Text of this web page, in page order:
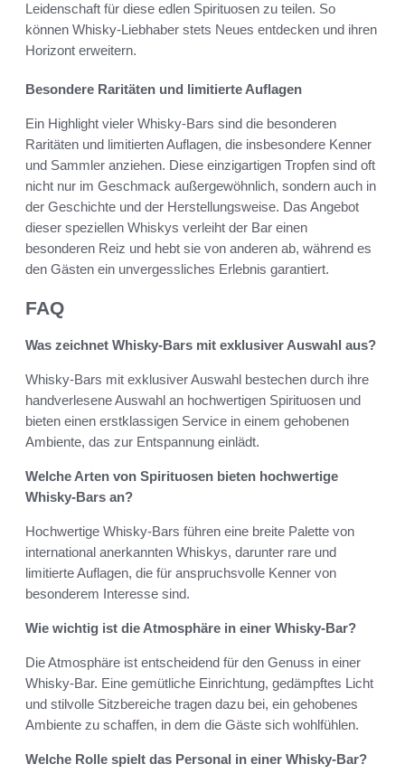
Leidenschaft für diese edlen Spirituosen zu teilen. So
können Whisky-Liebhaber stets Neues entdecken und ihren
Horizont erweitern.
Besondere Raritäten und limitierte Auflagen
Ein Highlight vieler Whisky-Bars sind die besonderen
Raritäten und limitierten Auflagen, die insbesondere Kenner
und Sammler anziehen. Diese einzigartigen Tropfen sind oft
nicht nur im Geschmack außergewöhnlich, sondern auch in
der Geschichte und der Herstellungsweise. Das Angebot
dieser speziellen Whiskys verleiht der Bar einen
besonderen Reiz und hebt sie von anderen ab, während es
den Gästen ein unvergessliches Erlebnis garantiert.
FAQ
Was zeichnet Whisky-Bars mit exklusiver Auswahl aus?
Whisky-Bars mit exklusiver Auswahl bestechen durch ihre
handverlesene Auswahl an hochwertigen Spirituosen und
bieten einen erstklassigen Service in einem gehobenen
Ambiente, das zur Entspannung einlädt.
Welche Arten von Spirituosen bieten hochwertige
Whisky-Bars an?
Hochwertige Whisky-Bars führen eine breite Palette von
international anerkannten Whiskys, darunter rare und
limitierte Auflagen, die für anspruchsvolle Kenner von
besonderem Interesse sind.
Wie wichtig ist die Atmosphäre in einer Whisky-Bar?
Die Atmosphäre ist entscheidend für den Genuss in einer
Whisky-Bar. Eine gemütliche Einrichtung, gedämpftes Licht
und stilvolle Sitzbereiche tragen dazu bei, ein gehobenes
Ambiente zu schaffen, in dem die Gäste sich wohlfühlen.
Welche Rolle spielt das Personal in einer Whisky-Bar?